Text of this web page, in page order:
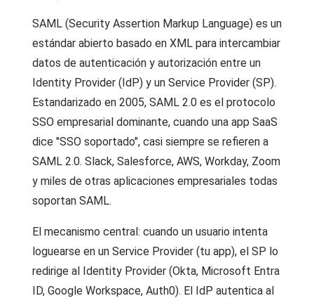
SAML (Security Assertion Markup Language) es un
estándar abierto basado en XML para intercambiar
datos de autenticación y autorización entre un
Identity Provider (IdP) y un Service Provider (SP).
Estandarizado en 2005, SAML 2.0 es el protocolo
SSO empresarial dominante, cuando una app SaaS
dice "SSO soportado", casi siempre se refieren a
SAML 2.0. Slack, Salesforce, AWS, Workday, Zoom
y miles de otras aplicaciones empresariales todas
soportan SAML.
El mecanismo central: cuando un usuario intenta
loguearse en un Service Provider (tu app), el SP lo
redirige al Identity Provider (Okta, Microsoft Entra
ID, Google Workspace, Auth0). El IdP autentica al